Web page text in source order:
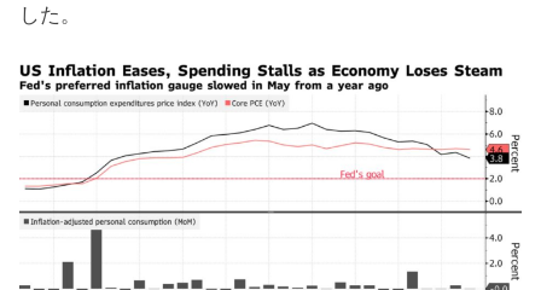
した。